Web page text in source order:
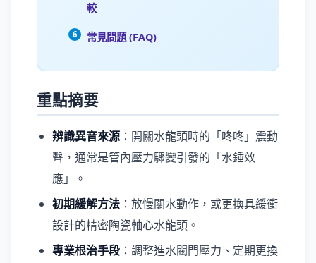
較
常見問題 (FAQ)
重點摘要
辨識異音來源 ：開關水龍頭時的「咚咚」震動
聲，通常是管內壓力驟變引發的「水錘效
應」。
初期緩解方法 ：放慢關水動作，或更換具緩衝
設計的精密陶瓷軸心水龍頭。
專業根治手段 ：調整進水閥門壓力、定期更換